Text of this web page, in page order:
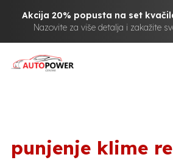
Akcija 20% popusta na set
Nazovite za više detalja i zakažite
punjenje klime